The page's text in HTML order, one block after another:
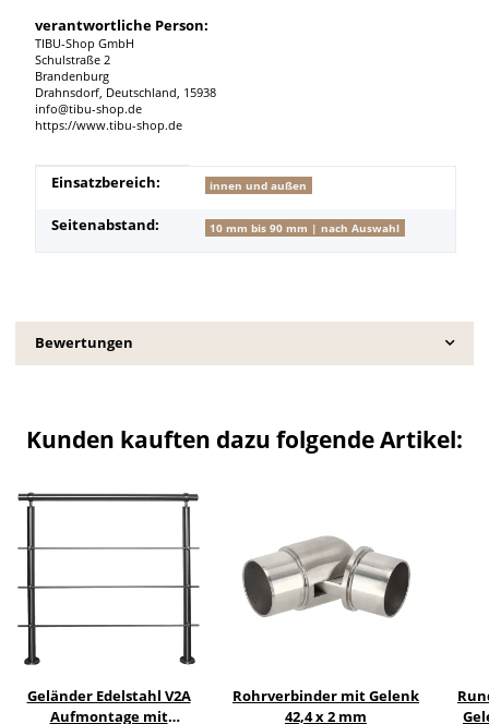
verantwortliche Person:
TIBU-Shop GmbH
Schulstraße 2
Brandenburg
Drahnsdorf, Deutschland, 15938
info@tibu-shop.de
https://www.tibu-shop.de
Produkteigenschaft
Wert
Einsatzbereich: innen und außen
Seitenabstand: 10 mm bis 90 mm | nach Auswahl
Bewertungen
Kunden kauften dazu folgende Artikel:
Geländer Edelstahl V2A
Aufmontage mit
Rohrverbinder mit Gelenk
42,4 x 2 mm